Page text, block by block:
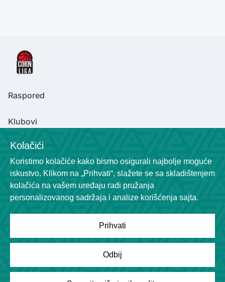
Raspored
Klubovi
Contact Us
cornliga@gmail.com
Powered by
League Engine
Tražite rešenje za svoju ligu?
Copyright © League Engine
Kolačići
Koristimo kolačiće kako bismo osigurali najbolje moguće
iskustvo. Klikom na „Prihvati“, slažete se sa skladištenjem
kolačića na vašem uređaju radi pružanja
personalizovanog sadržaja i analize korišćenja sajta.
Prihvati
Odbij